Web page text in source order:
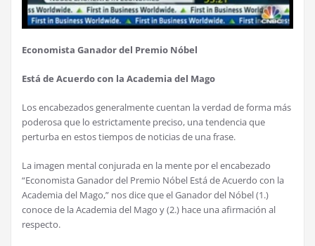
Economista Ganador del Premio Nóbel
Está de Acuerdo con la Academia del Mago
Los encabezados generalmente cuentan la verdad de forma más
poderosa que lo estrictamente preciso, una tendencia que
perturba en estos tiempos de noticias de una frase.
La imagen mental conjurada en la mente por el encabezado
“Economista Ganador del Premio Nóbel Está de Acuerdo con la
Academia del Mago,” nos dice que el Ganador del Nóbel (1.)
conoce de la Academia del Mago y (2.) hace una afirmación al
respecto.